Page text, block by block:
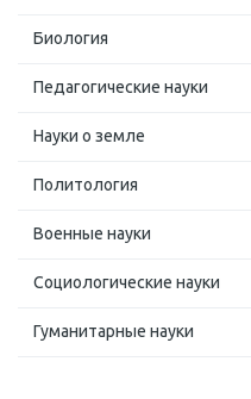
Биология
Педагогические науки
Науки о земле
Политология
Военные науки
Социологические науки
Гуманитарные науки